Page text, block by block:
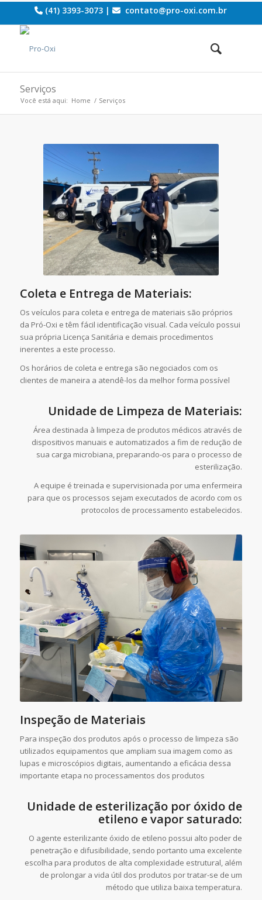
(41) 3393-3073 | contato@pro-oxi.com.br
Serviços
Você está aqui: Home / Serviços
Coleta e Entrega de Materiais:
Os veículos para coleta e entrega de materiais são próprios
da Pró-Oxi e têm fácil identificação visual. Cada veículo possui
sua própria Licença Sanitária e demais procedimentos
inerentes a este processo.
Os horários de coleta e entrega são negociados com os
clientes de maneira a atendê-los da melhor forma possível
Unidade de Limpeza de Materiais:
Área destinada à limpeza de produtos médicos através de
dispositivos manuais e automatizados a fim de redução de
sua carga microbiana, preparando-os para o processo de
esterilização.
A equipe é treinada e supervisionada por uma enfermeira
para que os processos sejam executados de acordo com os
protocolos de processamento estabelecidos.
Inspeção de Materiais
Para inspeção dos produtos após o processo de limpeza são
utilizados equipamentos que ampliam sua imagem como as
lupas e microscópios digitais, aumentando a eficácia dessa
importante etapa no processamentos dos produtos
Unidade de esterilização por óxido de
etileno e vapor saturado:
O agente esterilizante óxido de etileno possui alto poder de
penetração e difusibilidade, sendo portanto uma excelente
escolha para produtos de alta complexidade estrutural, além
de prolongar a vida útil dos produtos por tratar-se de um
método que utiliza baixa temperatura.